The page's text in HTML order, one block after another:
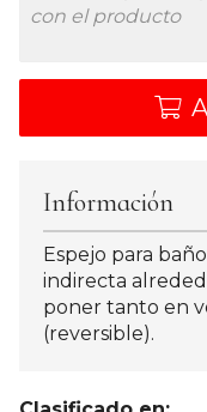
Información
Espejo para
indirecta
poner tanto en
(reversible).